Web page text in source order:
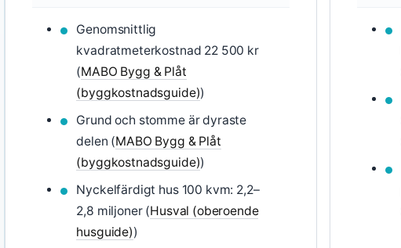
Genomsnittlig
kvadratmeterkostnad 22 500 kr
(MABO Bygg & Plåt
(byggkostnadsguide))
Grund och stomme är dyraste
delen (MABO Bygg & Plåt
(byggkostnadsguide))
Nyckelfärdigt hus 100 kvm: 2,2–
2,8 miljoner (Husval (oberoende
husguide))